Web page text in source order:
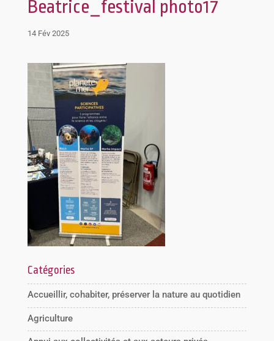
Beatrice_festival photo17
14 Fév 2025
Catégories
Accueillir, cohabiter, préserver la nature au quotidien
Agriculture